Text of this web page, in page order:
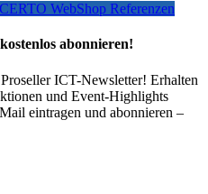
WebShop Referenzen
abonnieren!
ICT-Newsletter! Erhalten
und Event-Highlights
eintragen und abonnieren –